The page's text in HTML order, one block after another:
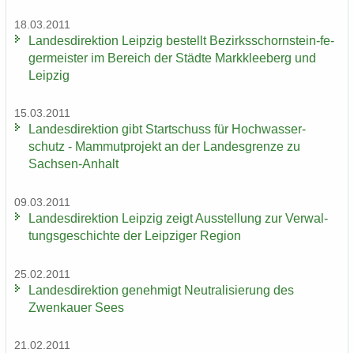
18.03.2011
Lan­des­di­rek­ti­on Leip­zig be­stellt Bezirksschornstein-​ fe­
ger­meis­ter im Be­reich der Städ­te Mark­klee­berg und
Leip­zig
15.03.2011
Lan­des­di­rek­ti­on gibt Start­schuss für Hoch­was­ser­
schutz - Mam­mut­pro­jekt an der Lan­des­gren­ze zu
Sachsen-​Anhalt
09.03.2011
Lan­des­di­rek­ti­on Leip­zig zeigt Aus­stel­lung zur Ver­wal­
tungs­ge­schich­te der Leip­zi­ger Re­gi­on
25.02.2011
Lan­des­di­rek­ti­on ge­neh­migt Neu­tra­li­sie­rung des
Zwenkau­er Sees
21.02.2011